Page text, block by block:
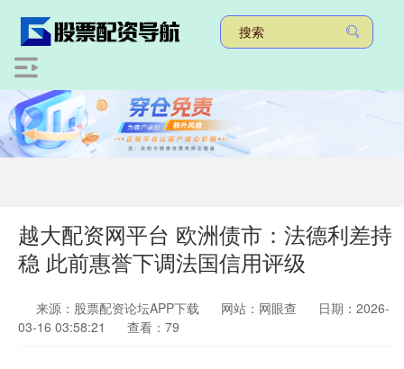
越大配资网平台 欧洲债市：法德利差持
稳 此前惠誉下调法国信用评级
来源：股票配资论坛APP下载 网站：网眼查
日期：2026-
03-16 03:58:21
查看：79